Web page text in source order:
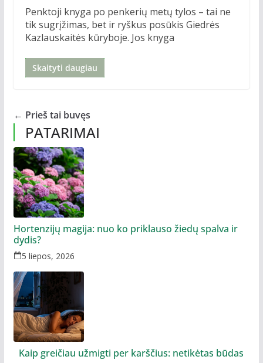
Penktoji knyga po penkerių metų tylos – tai ne
tik sugrįžimas, bet ir ryškus posūkis Giedrės
Kazlauskaitės kūryboje. Jos knyga
Skaityti daugiau
← Prieš tai buvęs
PATARIMAI
Hortenzijų magija: nuo ko priklauso žiedų spalva ir
dydis?
5 liepos, 2026
Kaip greičiau užmigti per karščius: netikėtas būdas